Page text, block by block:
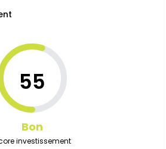
55
Bon
investissement